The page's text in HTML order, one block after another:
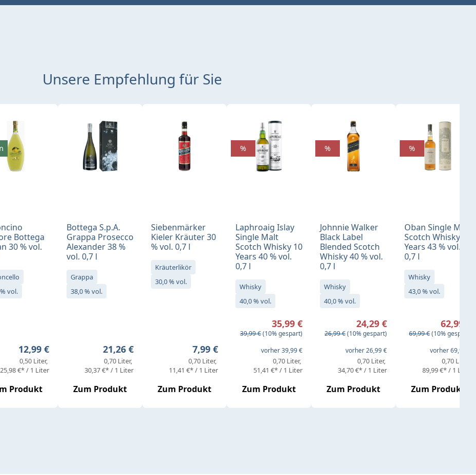
Unsere Empfehlung für Sie
Bottega
30 % vol.
vol.
Regulärer Preis:
12,99 €
0,50 Liter
25,98 €* / 1 Liter
Produkt
Bottega S.p.A.
Grappa Prosecco
Alexander 38 %
vol. 0,7 l
Grappa
38,0 % vol.
Regulärer Preis:
21,26 €
0,70 Liter
30,37 €* / 1 Liter
Zum Produkt
Siebenmärker
Kieler Kräuter 30
% vol. 0,7 l
Kräuterlikör
30,0 % vol.
Regulärer Preis:
7,99 €
0,70 Liter
11,41 €* / 1 Liter
Zum Produkt
Laphroaig Islay
Single Malt
Scotch Whisky 10
Years 40 % vol.
0,7 l
Whisky
40,0 % vol.
Verkaufspreis:
35,99 €
Regulärer Preis:
39,99 €(10% gespart)
vorher 39,99 €
0,70 Liter
51,41 €* / 1 Liter
Zum Produkt
%
Johnnie Walker
Black Label
Blended Scotch
Whisky 40 % vol.
0,7 l
Whisky
40,0 % vol.
Verkaufspreis:
24,29 €
Regulärer Preis:
26,99 €(10% gespart)
vorher 26,99 €
0,70 Liter
34,70 €* / 1 Liter
Zum Produkt
%
Oban Single Malt
Scotch Whisky 14
Years 43 % vol.
0,7 l
Whisky
43,0 % vol.
Verkaufspreis:
62,99 €
Regulärer Preis:
69,99 €(10% gespart)
vorher 69,99 €
0,70 Liter
89,99 €* / 1 Liter
Zum Produkt
%